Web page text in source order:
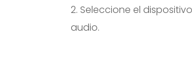
2. Seleccione el
audio.